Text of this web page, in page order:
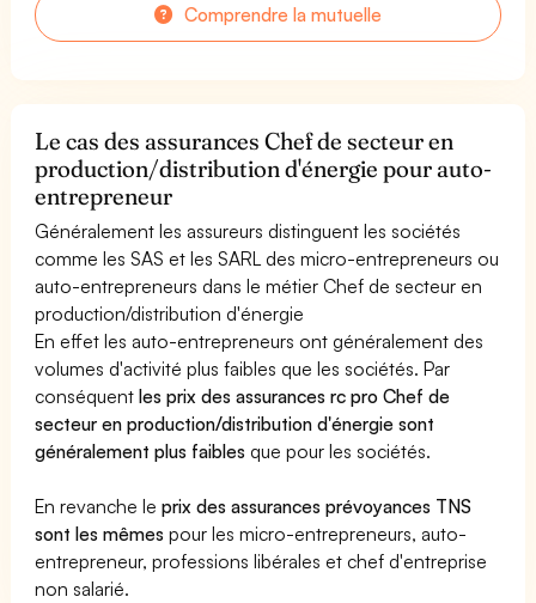
Comprendre la mutuelle
Le cas des assurances Chef de secteur en
production/distribution d'énergie pour auto-
entrepreneur
Généralement les assureurs distinguent les sociétés
comme les SAS et les SARL des micro-entrepreneurs ou
auto-entrepreneurs dans le métier Chef de secteur en
production/distribution d'énergie
En effet les auto-entrepreneurs ont généralement des
volumes d'activité plus faibles que les sociétés. Par
conséquentles prix des assurances rc pro Chef de
secteur en production/distribution d'énergie sont
généralement plus faibles que pour les sociétés.
En revanche leprix des assurances prévoyances TNS
sont les mêmes pour les micro-entrepreneurs, auto-
entrepreneur, professions libérales et chef d'entreprise
non salarié.